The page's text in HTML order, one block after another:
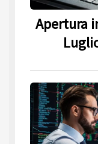
Apertura